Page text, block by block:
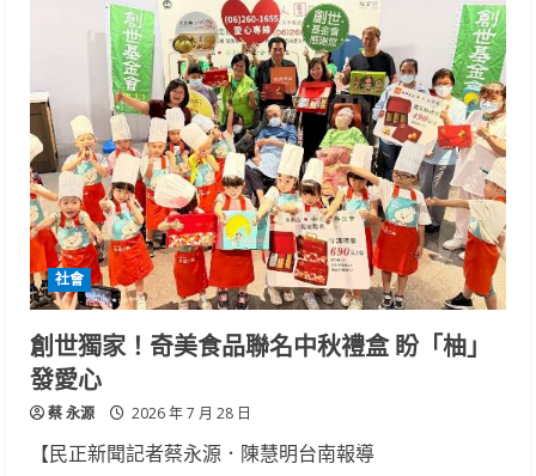
大
員
皇
冠
假
日
酒
店
煉
瓦
鐵
板
燒
推
出
夏
季
限
定
「旬
味
土
丑
日
社會
創世獨家！奇美食品聯名中秋禮盒 盼「柚」
發愛心
蔡 永源 2026 年 7 月 28 日
【民正新聞記者蔡永源．陳慧明台南報導